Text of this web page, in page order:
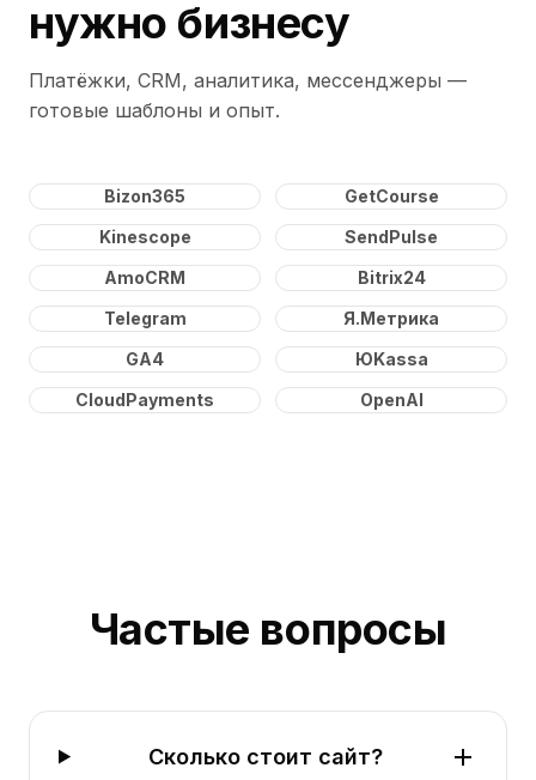
нужно бизнесу
Платёжки, CRM, аналитика, мессенджеры —
готовые шаблоны и опыт.
Bizon365
GetCourse
Kinescope
SendPulse
AmoCRM
Bitrix24
Telegram
Я.Метрика
GA4
ЮKassa
CloudPayments
OpenAI
Частые вопросы
Сколько стоит сайт?